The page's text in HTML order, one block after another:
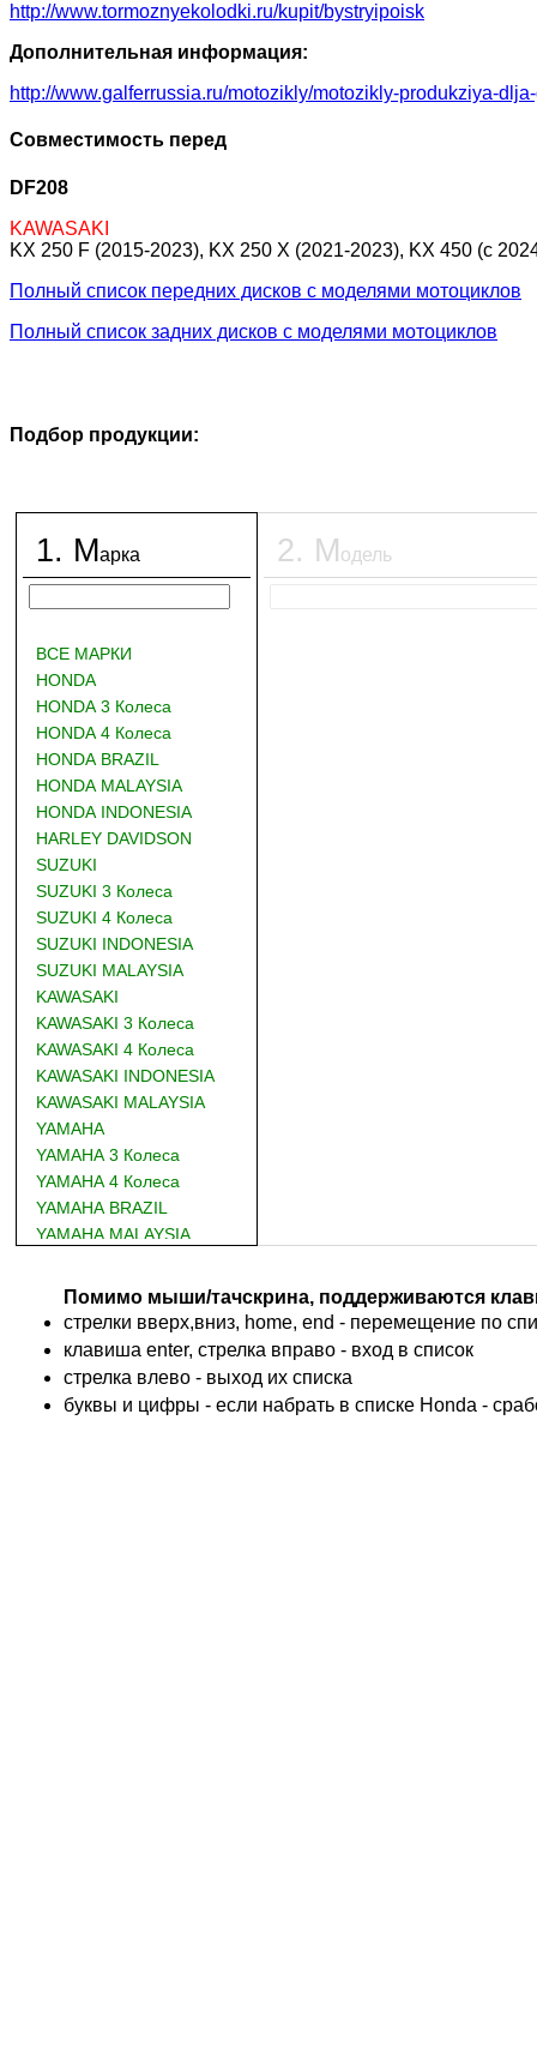
http://www.tormoznyekolodki.ru/kupit/bystryipoisk
Дополнительная информация:
http://www.galferrussia.ru/motozikly/motozikly-produkziya-
Совместимость перед
DF208
KAWASAKI
KX 250 F (2015-2023), KX 250 X (2021-2023), KX 450 (c
Полный список передних дисков с моделями мотоциклов
Полный список задних дисков с моделями мотоциклов
Подбор продукции:
1. Марка
ВСЕ МАРКИ
HONDA
HONDA 3 Колеса
HONDA 4 Колеса
HONDA BRAZIL
HONDA MALAYSIA
HONDA INDONESIA
HARLEY DAVIDSON
SUZUKI
SUZUKI 3 Колеса
SUZUKI 4 Колеса
SUZUKI INDONESIA
SUZUKI MALAYSIA
KAWASAKI
KAWASAKI 3 Колеса
KAWASAKI 4 Колеса
KAWASAKI INDONESIA
KAWASAKI MALAYSIA
YAMAHA
YAMAHA 3 Колеса
YAMAHA 4 Колеса
YAMAHA BRAZIL
YAMAHA MALAYSIA
BMW
ADIVA
ADLY
2. Модель
Помимо мыши/тачскрина, поддерживаются
стрелки вверх,вниз, home, end - перемещение по
клавиша enter, стрелка вправо - вход в список
cтрелка влево - выход их списка
буквы и цифры - если набрать в списке Honda -